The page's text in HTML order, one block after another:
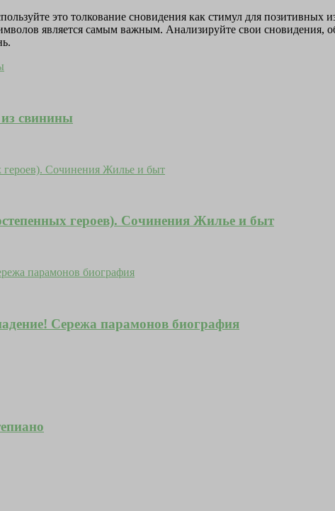
это толкование сновидения как стимул для
является самым важным. Анализируйте свои сновидения,
свинины
героев). Сочинения Жилье и быт
Сережа парамонов биография